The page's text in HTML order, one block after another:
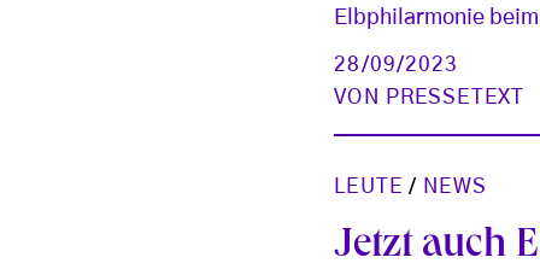
Elbphilarmonie
28/09/2023
VON
PRESSETEXT
LEUTE / NEWS
Jetzt auch